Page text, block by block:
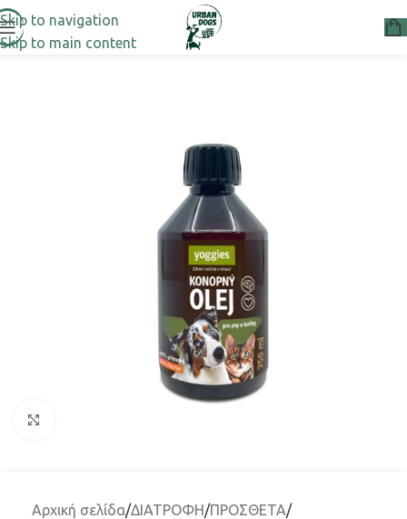
Skip to navigation
Skip to main content
Αρχική σελίδα/ΔΙΑΤΡΟΦΗ/ΠΡΟΣΘΕΤΑ/